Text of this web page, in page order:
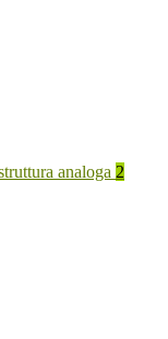
analoga 2